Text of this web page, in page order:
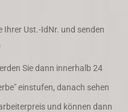
Ihrer Ust.-IdNr. und senden
Sie dann innerhalb 24
einstufen, danach sehen
und können dann